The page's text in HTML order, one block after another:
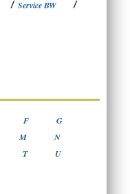
/ Service BW
/
F
G
M
N
T
U